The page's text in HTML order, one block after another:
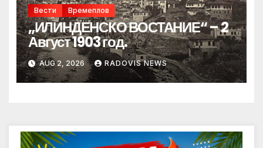
Вести Времеплов
„ИЛИНДЕНСКО ВОСТАНИЕ“ – 2
Август 1903 год.
AUG 2, 2026 RADOVIS NEWS